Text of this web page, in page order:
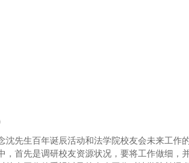
先生百年诞辰活动和法学院校友会未来工作
首先是调研校友资源状况，要将工作做细，